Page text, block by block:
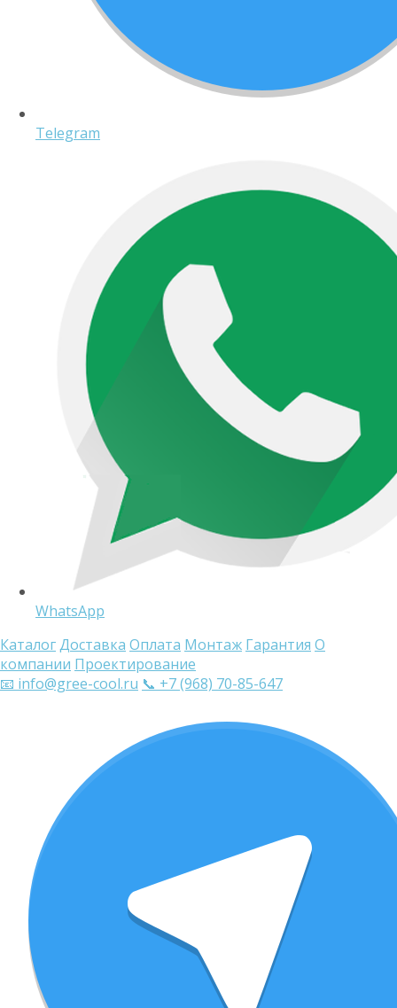
Telegram
WhatsApp
КаталогДоставка Оплата Монтаж Гарантия О
компании Проектирование
📧 info@gree-cool.ru 📞 +7 (968) 70-85-647